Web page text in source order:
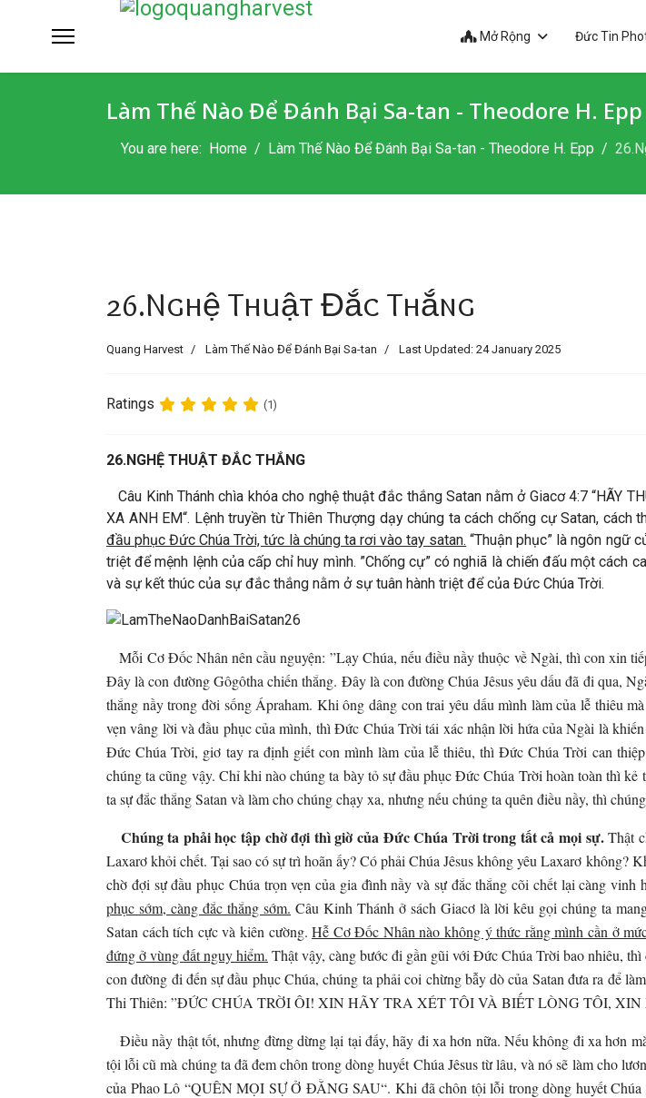
Mở Rộng Đức Tin
Làm Thế Nào Để Đánh Bại Sa-tan - Theodore H. Epp
You are here: Home Làm Thế Nào Để Đánh Bại Sa-tan - Theodore H. Epp
26.Nghệ Thuật Đắc Thắng
Quang Harvest Làm Thế Nào Để Đánh Bại Sa-tan Last Updated: 24 January 2025
Ratings (1)
26.NGHỆ THUẬT ĐẮC THẮNG
Câu Kinh Thánh chìa khóa cho nghệ thuật đắc thắng Satan nằm ở Giacơ 4:7 “HÃY
XA ANH EM“. Lệnh truyền từ Thiên Thượng dạy chúng ta cách chống cự Satan, cách
đầu phục Đức Chúa Trời, tức là chúng ta rơi vào tay satan. “Thuận phục” là ngôn ngữ
triệt để mệnh lệnh của cấp chỉ huy mình. ”Chống cự” có nghiã là chiến đấu một
và sự kết thúc của sự đắc thắng nằm ở sự tuân hành triệt để của Đức Chúa Trời.
Mỗi Cơ Đốc Nhân nên cầu nguyện: ”Lạy Chúa, nếu điều nầy thuộc về Ngài, thì con xin
Đây là con đường Gôgôtha chiến thắng. Đây là con đường Chúa Jêsus yêu dấu đã đi qua,
thắng nầy trong đời sống Ápraham. Khi ông dâng con trai yêu dấu mình làm của lễ thiêu
vẹn vâng lời và đầu phục của mình, thì Đức Chúa Trời tái xác nhận lời hứa của Ngài là
Đức Chúa Trời, giơ tay ra định giết con mình làm của lễ thiêu, thì Đức Chúa Trời can
chúng ta cũng vậy. Chỉ khi nào chúng ta bày tỏ sự đầu phục Đức Chúa Trời hoàn toàn thì
ta sự đắc thắng Satan và làm cho chúng chạy xa, nhưng nếu chúng ta quên điều nầy, thì
Chúng ta phải học tập chờ đợi thì giờ của Đức Chúa Trời trong tất cả mọi sự.Thật
Laxarơ khỏi chết. Tại sao có sự trì hoãn ấy? Có phải Chúa Jêsus không yêu Laxarơ
chờ đợi sự đầu phục Chúa trọn vẹn của gia đình nầy và sự đắc thắng cõi chết lại càng
phục sớm, càng đắc thắng sớm. Câu Kinh Thánh ở sách Giacơ là lời kêu gọi chúng ta
Satan cách tích cực và kiên cường.Hễ Cơ Đốc Nhân nào không ý thức rằng mình cần ở
đứng ở vùng đất nguy hiểm. Thật vậy, càng bước đi gần gũi với Đức Chúa Trời bao nhiêu,
con đường đi đến sự đầu phục Chúa, chúng ta phải coi chừng bẫy dò của Satan đưa ra để
Thi Thiên: ”ĐỨC CHÚA TRỜI ÔI! XIN HÃY TRA XÉT TÔI VÀ BIẾT LÒNG TÔI,
Điều nầy thật tốt, nhưng đừng dừng lại tại đấy, hãy đi xa hơn nữa. Nếu không đi xa hơn
tội lỗi cũ mà chúng ta đã đem chôn trong dòng huyết Chúa Jêsus từ lâu, và nó sẽ làm cho
của Phao Lô “QUÊN MỌI SỰ Ở ĐẰNG SAU“. Khi đã chôn tội lỗi trong dòng huyết